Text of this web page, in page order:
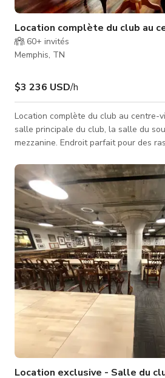
Location complète du club au
60+ invités
Memphis, TN
$3 236 USD/h
Location complète du club au centre-
salle principale du club, la salle du
mezzanine. Endroit parfait pour des
équipements de la salle du sous-sol
de 80 places assises, télévision écran
la plupart des chaînes sportives, câble
permettre des présentations depuis
personnel,
Location exclusive - Salle du